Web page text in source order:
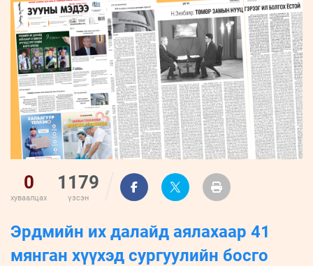
Бүртгүүлэх
Нэвтрэх
Бизнес
хөгжил
Leaderships
forum
ФОТО
УРЛАГ
ҮНДЭСНИЙ
МЭДЭЭЛЛИЙН
ТӨВ
ВИДЕО
ZUUNII
MEDEE
WEEKLY
0
хуваалцах
1179
үзсэн
Эрдмийн их далайд аялахаар 41
мянган хүүхэд сургуулийн босго